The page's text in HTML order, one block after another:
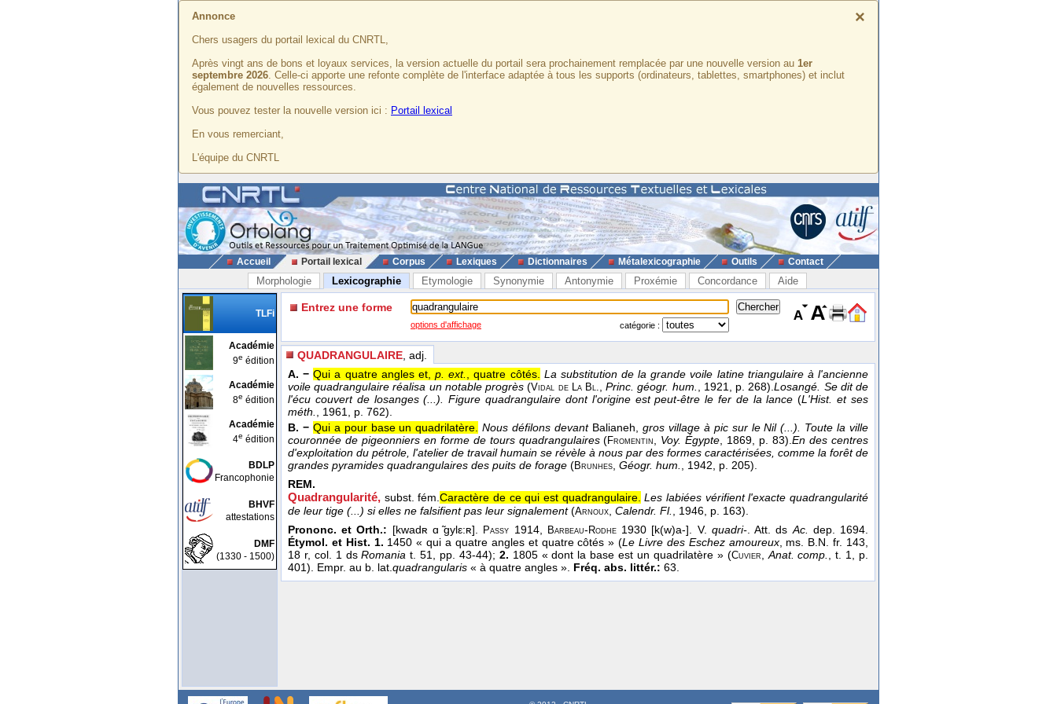
×
Annonce
Chers usagers du portail lexical du CNRTL,
Après vingt ans de bons et loyaux services, la version actuelle du portail sera prochainement remplacée par une nouvelle version au 1er
septembre 2026. Celle-ci apporte une refonte complète de l'interface adaptée à tous les supports (ordinateurs, tablettes, smartphones) et inclut
également de nouvelles ressources.
Vous pouvez tester la nouvelle version ici : Portail lexical
En vous remerciant,
L'équipe du CNRTL
Accueil Portail lexical Corpus Lexiques Dictionnaires Métalexicographie Outils Contact
Morphologie Lexicographie Etymologie Synonymie Antonymie Proxémie Concordance Aide
TLFi
Académie
9e édition
Académie
8e édition
Académie
4e édition
BDLP
Francophonie
BHVF
attestations
DMF
(1330 - 1500)
Entrez une forme
options d'affichage catégorie :
QUADRANGULAIRE , adj.
A. − Qui a quatre angles et,p. ext., quatre côtés. La substitution de la grande voile latine triangulaire à l'ancienne
voile quadrangulaire réalisa un notable progrès (Vidal de La Bl.,Princ. géogr. hum., 1921, p. 268).Losangé. Se dit de
l'écu couvert de losanges (...). Figure quadrangulaire dont l'origine est peut-être le fer de la lance (L'Hist. et ses
méth., 1961, p. 762).
B. − Qui a pour base un quadrilatère. Nous défilons devantBalianeh, gros village à pic sur le Nil (...). Toute la ville
couronnée de pigeonniers en forme de tours quadrangulaires(Fromentin, Voy. Égypte, 1869, p. 83).En des centres
d'exploitation du pétrole, l'atelier de travail humain se révèle à nous par des formes caractérisées, comme la forêt de
grandes pyramides quadrangulaires des puits de forage (Brunhes, Géogr. hum., 1942, p. 205).
REM.
Quadrangularité, subst. fém.Caractère de ce qui est quadrangulaire. Les labiées vérifient l'exacte quadrangularité
de leur tige (...) si elles ne falsifient pas leur signalement(Arnoux, Calendr. Fl., 1946, p. 163).
Prononc. et Orth.: [kwadʀ ɑ ̃gylε:ʀ]. Passy 1914, Barbeau- Rodhe1930 [k(w)a-]. V. quadri-. Att. dsAc. dep. 1694.
Étymol. et Hist. 1. 1450 « qui a quatre angles et quatre côtés » (Le Livre des Eschez amoureux, ms. B.N. fr. 143,
18 r, col. 1 dsRomania t. 51, pp. 43-44); 2. 1805 « dont la base est un quadrilatère » (Cuvier,Anat. comp., t. 1, p.
401). Empr. au b. lat.quadrangularis « à quatre angles ». Fréq. abs. littér.: 63.